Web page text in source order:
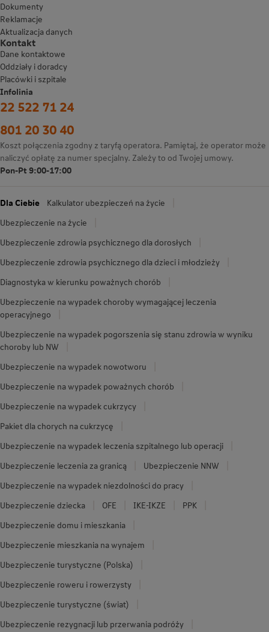
Dokumenty
Reklamacje
Aktualizacja danych
Kontakt
Dane kontaktowe
Oddziały i doradcy
Placówki i szpitale
Infolinia
22 522 71 24
801 20 30 40
Koszt połączenia zgodny z taryfą operatora. Pamiętaj, że operator może
naliczyć opłatę za numer specjalny. Zależy to od Twojej umowy.
Pon-Pt 9:00-17:00
Dla Ciebie
Kalkulator ubezpieczeń na życie
Ubezpieczenie na życie
Ubezpieczenie zdrowia psychicznego dla dorosłych
Ubezpieczenie zdrowia psychicznego dla dzieci i młodzieży
Diagnostyka w kierunku poważnych chorób
Ubezpieczenie na wypadek choroby wymagającej leczenia
operacyjnego
Ubezpieczenie na wypadek pogorszenia się stanu zdrowia w wyniku
choroby lub NW
Ubezpieczenie na wypadek nowotworu
Ubezpieczenie na wypadek poważnych chorób
Ubezpieczenie na wypadek cukrzycy
Pakiet dla chorych na cukrzycę
Ubezpieczenie na wypadek leczenia szpitalnego lub operacji
Ubezpieczenie leczenia za granicą
Ubezpieczenie NNW
Ubezpieczenie na wypadek niezdolności do pracy
Ubezpieczenie dziecka
OFE IKE-IKZE
PPK
Ubezpieczenie domu i mieszkania
Ubezpieczenie mieszkania na wynajem
Ubezpieczenie turystyczne (Polska)
Ubezpieczenie roweru i rowerzysty
Ubezpieczenie turystyczne (świat)
Ubezpieczenie rezygnacji lub przerwania podróży